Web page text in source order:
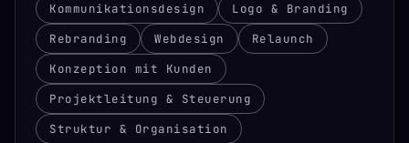
Kommunikationsdesign
Logo & Branding
Rebranding
Webdesign
Relaunch
Konzeption mit Kunden
Projektleitung & Steuerung
Struktur & Organisation